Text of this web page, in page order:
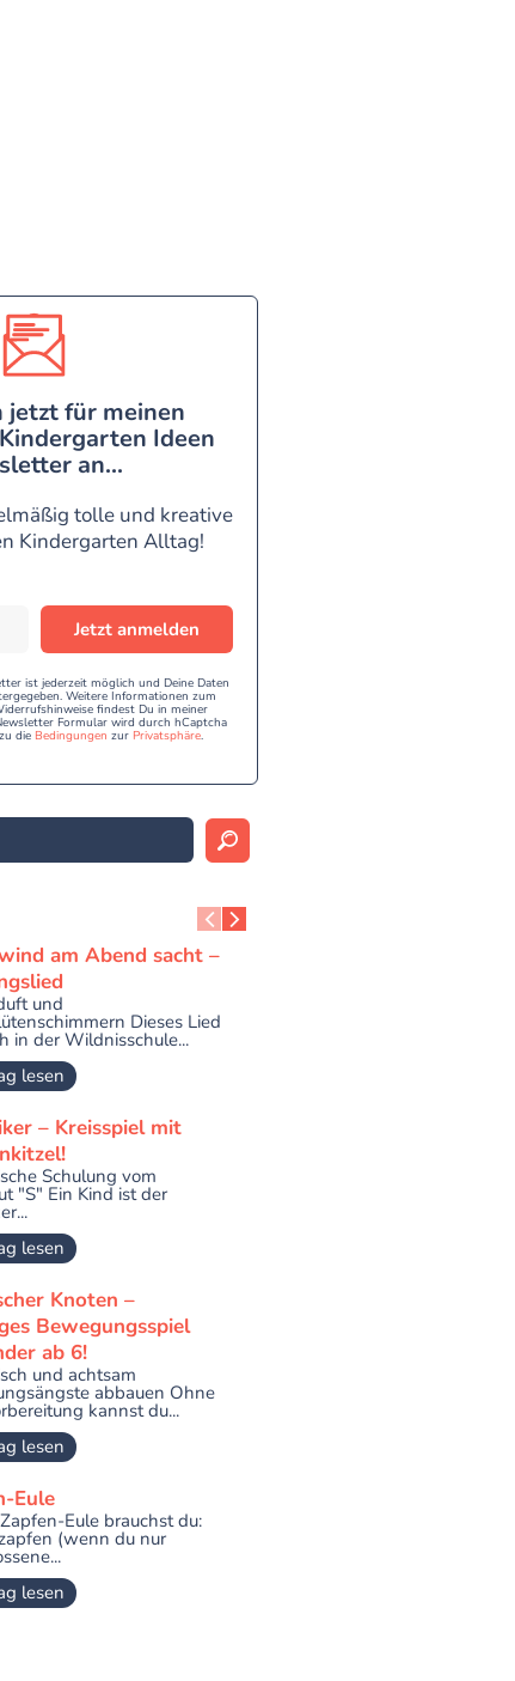
jetzt für meinen
Ideen
an...
tolle und kreative
Kindergarten Alltag!
Jetzt anmelden
ist jederzeit möglich und Deine Daten
Weitere Informationen zum
findest Du in meiner
Formular wird durch hCaptcha
die Bedingungen zur Privatsphäre.
am Abend sacht –
und
Dieses Lied
in der Wildnisschule...
lesen
– Kreisspiel mit
Schulung vom
"S" Ein Kind ist der
lesen
Knoten –
Bewegungsspiel
ab 6!
und achtsam
abbauen Ohne
kannst du...
lesen
Eule
Eule brauchst du:
(wenn du nur
lesen